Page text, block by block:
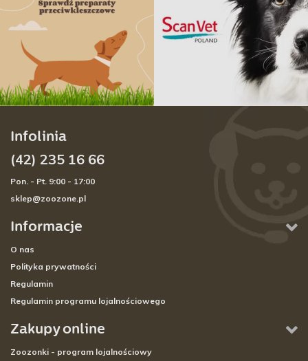
Informacje
O nas
Polityka prywatności
Regulamin
Regulamin programu lojalnościowego
Zakupy online
Zoozonki - program lojalnościowy
Infolinia
(42) 235 16 66
Pon. - Pt. 9:00 - 17:00
sklep@zoozone.pl